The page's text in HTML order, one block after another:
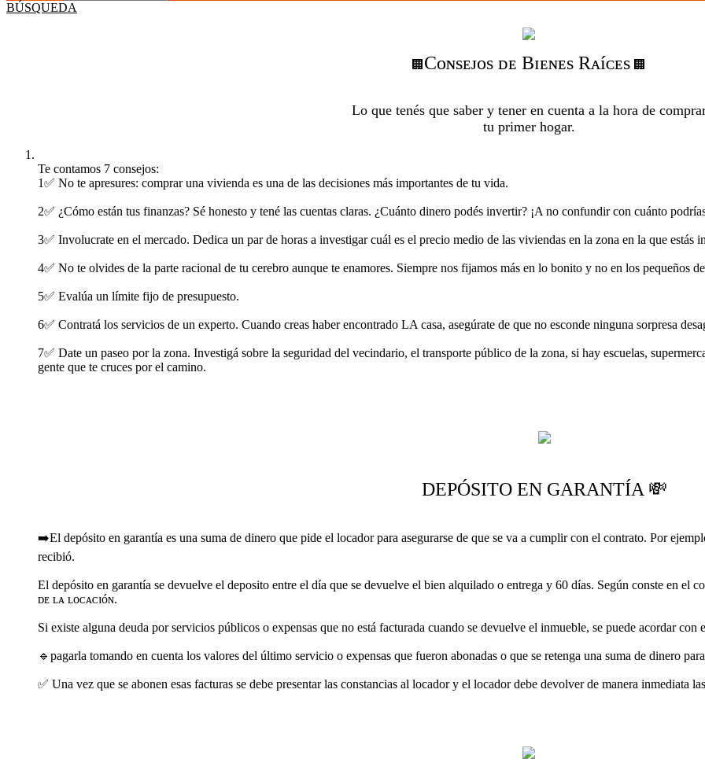
BÚSQUEDA
🏢 Cᴏɴsᴇᴊᴏs ᴅᴇ Bɪᴇɴᴇs Rᴀíᴄᴇs 🏢
Lo que tenés que saber y tener en cuenta a la hora de
tu primer hogar.
Te contamos 7 consejos:
1✅ No te apresures: comprar una vivienda es una de las decisiones más importantes de tu vida.
2✅ ¿Cómo están tus finanzas? Sé honesto y tené las cuentas claras. ¿Cuánto dinero podés invertir? ¡A no confundir con cuánto
3✅ Involucrate en el mercado. Dedica un par de horas a investigar cuál es el precio medio de las viviendas en la zona en la que estás
4✅ No te olvides de la parte racional de tu cerebro aunque te enamores. Siempre nos fijamos más en lo bonito y no en los pequeños
5✅ Evalúa un límite fijo de presupuesto.
6✅ Contratá los servicios de un experto. Cuando creas haber encontrado LA casa, asegúrate de que no esconde ninguna sorpresa
7✅ Date un paseo por la zona. Investigá sobre la seguridad del vecindario, el transporte público de la zona, si hay escuelas,
gente que te cruces por el camino.
DEPÓSITO EN GARANTÍA 💸
➡️El depósito en garantía es una suma de dinero que pide el locador para asegurarse de que se va a cumplir con el contrato. Por
recibió.
El depósito en garantía se devuelve el deposito entre el día que se devuelve el bien alquilado o entrega y 60 días. Según conste en el
ᴅᴇ ʟᴀ ʟᴏᴄᴀᴄɪóɴ.
Si existe alguna deuda por servicios públicos o expensas que no está facturada cuando se devuelve el inmueble, se puede acordar con
🔹pagarla tomando en cuenta los valores del último servicio o expensas que fueron abonadas o que se retenga una suma de dinero
✅ Una vez que se abonen esas facturas se debe presentar las constancias al locador y el locador debe devolver de manera inmediata